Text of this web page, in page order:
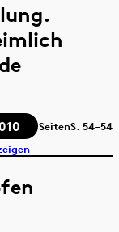
SeitenS. 54–54